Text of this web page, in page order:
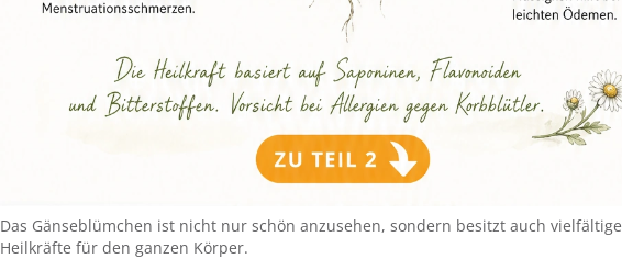
Das Gänseblümchen ist nicht nur schön anzusehen, sondern besitzt auch vielfältige
Heilkräfte für den ganzen Körper.